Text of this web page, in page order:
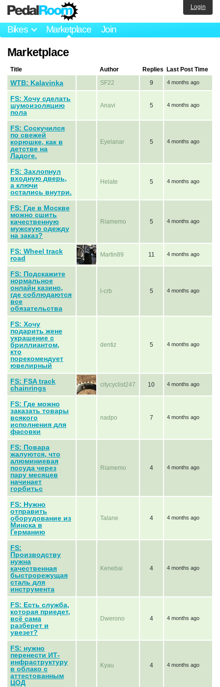
Bikes Marketplace Join
Login
Marketplace
Title Author Replies Last Post Time
WTB: Kalavinka SF22 9 4 months ago
FS: Хочу сделать
шумоизоляцию
пола
Anavi 5 4 months ago
FS: Соскучился
по свежей
корюшке, как в
детстве на
Ладоге.
Eyelanar 5 4 months ago
FS: Захлопнул
входную дверь,
а ключи
остались внутри.
Helate 5 4 months ago
FS: Где в Москве
можно сшить
качественную
мужскую одежду
на заказ?
Riamemo 5 4 months ago
FS: Wheel track
road
Martin89 11 4 months ago
FS: Подскажите
нормальное
онлайн казино,
где соблюдаются
все
обязательства
l-crb 5 4 months ago
FS: Хочу
подарить жене
украшение с
бриллиантом,
кто
порекомендует
ювелирный
dentiz 5 4 months ago
FS: FSA track
chainrings
citycyclist247 10 4 months ago
FS: Где можно
заказать товары
всякого
исполнения для
фасовки
nadpo 7 4 months ago
FS: Повара
жалуются, что
алюминиевая
посуда через
пару месяцев
начинает
горбитьс
Riamemo 4 4 months ago
FS: Нужно
отправить
оборудование из
Минска в
Германию
Talane 4 4 months ago
FS:
Производству
нужна
качественная
быстрорежущая
сталь для
инструмента
Kenebai 4 4 months ago
FS: Есть служба,
которая приедет,
всё сама
разберет и
увезет?
Dwerono 4 4 months ago
FS: нужно
перенести ИТ-
инфраструктуру
в облако с
аттестованным
ЦОД
Kyau 4 4 months ago